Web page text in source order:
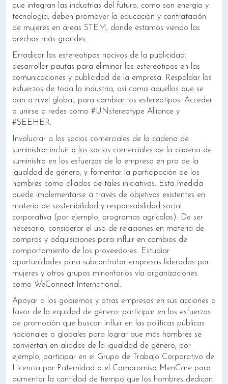
que integran las industrias del futuro, como son energía y
tecnología, deben promover la educación y contratación
de mujeres en áreas STEM, donde estamos viendo las
brechas más grandes.
Erradicar los estereotipos nocivos de la publicidad:
desarrollar pautas para eliminar los estereotipos en las
comunicaciones y publicidad de la empresa. Respaldar los
esfuerzos de toda la industria, así como aquellos que se
dan a nivel global, para cambiar los estereotipos. Acceder
o unirse a redes como #UNstereotype Alliance y
#SEEHER.
Involucrar a los socios comerciales de la cadena de
suministro: incluir a los socios comerciales de la cadena de
suministro en los esfuerzos de la empresa en pro de la
igualdad de género, y fomentar la participación de los
hombres como aliados de tales iniciativas. Esta medida
puede implementarse a través de objetivos existentes en
materia de sostenibilidad y responsabilidad social
corporativa (por ejemplo, programas agrícolas). De ser
necesario, considerar el uso de relaciones en materia de
compras y adquisiciones para influir en cambios de
comportamiento de los proveedores. Estudiar
oportunidades para subcontratar empresas lideradas por
mujeres y otros grupos minoritarios vía organizaciones
como WeConnect International.
Apoyar a los gobiernos y otras empresas en sus acciones a
favor de la equidad de género: participar en los esfuerzos
de promoción que buscan influir en las políticas públicas
nacionales o globales para lograr que más hombres se
conviertan en aliados de la igualdad de género; por
ejemplo, participar en el Grupo de Trabajo Corporativo de
Licencia por Paternidad o el Compromiso MenCare para
aumentar la cantidad de tiempo que los hombres dedican